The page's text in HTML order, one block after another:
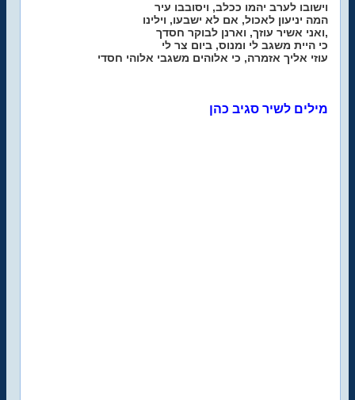
וישובו לערב יהמו ככלב, ויסובבו עיר
המה יניעון לאכול, אם לא ישבעו, וילינו
ואני אשיר עוזך, וארנן לבוקר חסדך,
כי היית משגב לי ומנוס, ביום צר לי
עוזי אליך אזמרה, כי אלוהים משגבי אלוהי חסדי
מילים לשיר סגיב כהן